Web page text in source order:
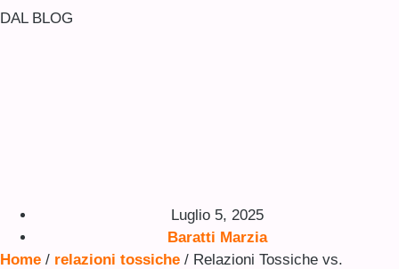
DAL BLOG
Luglio 5, 2025
Baratti Marzia
Home / relazioni tossiche / Relazioni Tossiche vs.